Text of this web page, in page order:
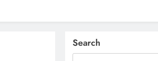
Search